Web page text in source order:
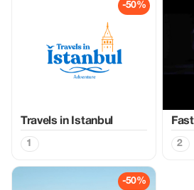
-50%
Travels in Istanbul
1 2
-50%